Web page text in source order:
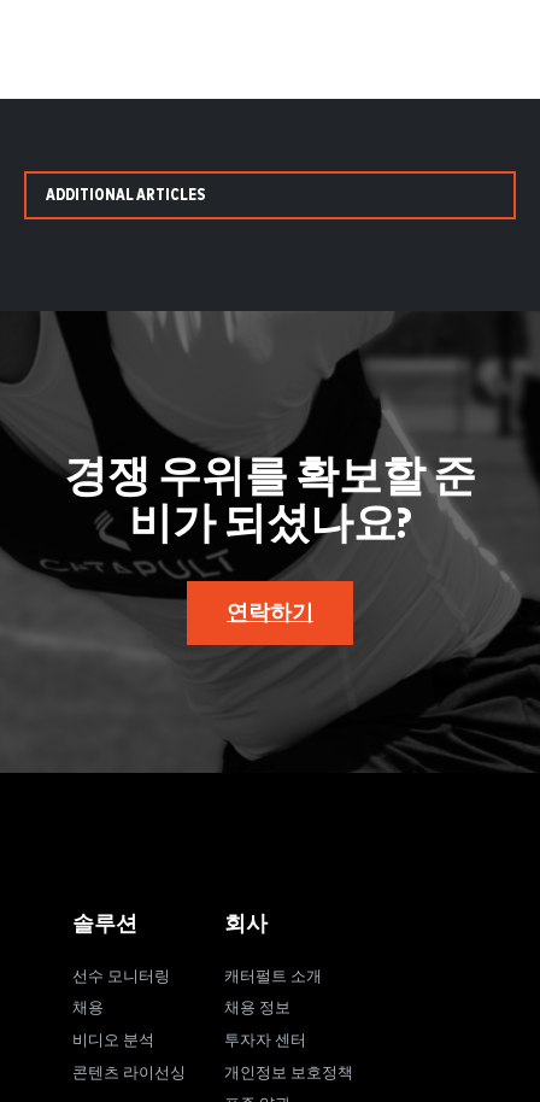
ADDITIONAL ARTICLES
경쟁 우위를 확보할 준
비가 되셨나요?
연락하기
솔루션
선수 모니터링
채용
비디오 분석
콘텐츠 라이선싱
회사
캐터펄트 소개
채용 정보
투자자 센터
개인정보 보호정책